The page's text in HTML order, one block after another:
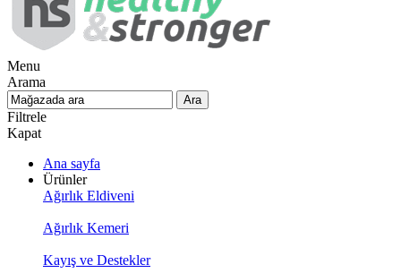
Menu
Arama
Filtrele
Kapat
Ana sayfa
Ürünler
Ağırlık Eldiveni
Ağırlık Kemeri
Kayış ve Destekler